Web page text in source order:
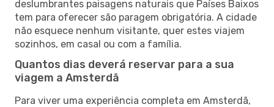
deslumbrantes paisagens naturais que Países Baixos
tem para oferecer são paragem obrigatória. A cidade
não esquece nenhum visitante, quer estes viajem
sozinhos, em casal ou com a família.
Quantos dias deverá reservar para a sua
viagem a Amsterdã
Para viver uma experiência completa em Amsterdã,